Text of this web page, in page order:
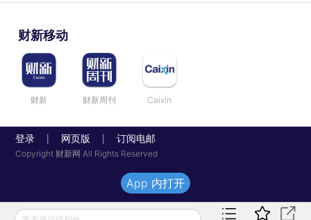
财新移动
财新 财新周刊 Caixin
登录 网页版 订阅电邮
Copyright 财新网 All Rights Reserved
App 内打开